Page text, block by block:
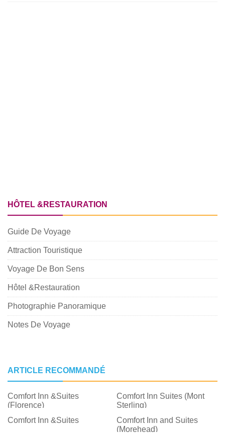
HÔTEL &RESTAURATION
Guide De Voyage
Attraction Touristique
Voyage De Bon Sens
Hôtel &Restauration
Photographie Panoramique
Notes De Voyage
ARTICLE RECOMMANDÉ
Comfort Inn &Suites
(Florence)
Comfort Inn Suites (Mont
Sterling)
Comfort Inn &Suites
Comfort Inn and Suites
(Morehead)